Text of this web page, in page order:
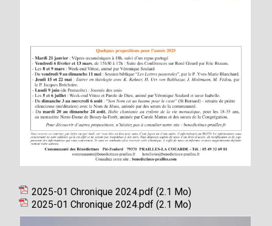
2025-01 Chronique 2024.pdf(2.1 Mo)
2025-01 Chronique 2024.pdf(2.1 Mo)